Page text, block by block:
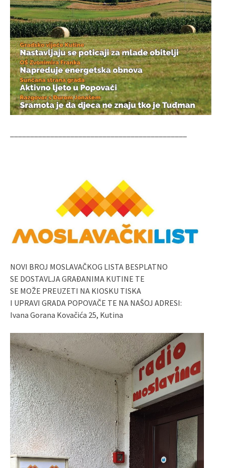
NOVI BROJ MOSLAVAČKOG LISTA BESPLATNO
SE DOSTAVLJA GRAĐANIMA KUTINE TE
SE MOŽE PREUZETI NA KIOSKU TISKA
I UPRAVI GRADA POPOVAČE TE NA NAŠOJ ADRESI:
Ivana Gorana Kovačića 25, Kutina